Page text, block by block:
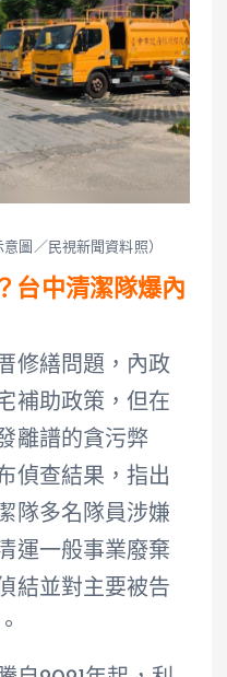
圖／民視新聞資料照）
台中清潔隊爆內
修繕問題，內政
補助政策，但在
離譜的貪污弊
偵查結果，指出
隊多名隊員涉嫌
運一般事業廢棄
結並對主要被告